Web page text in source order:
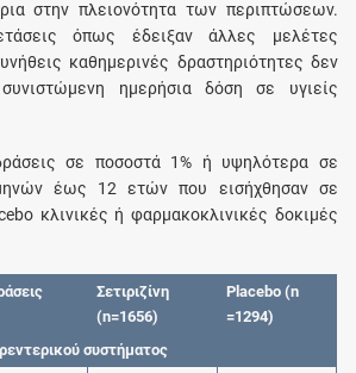
στην πλειονότητα των περιπτώσεων.
όπως έδειξαν άλλες μελέτες
καθημερινές δραστηριότητες δεν
ημερήσια δόση σε υγιείς
σε ποσοστά 1% ή υψηλότερα σε
έως 12 ετών που εισήχθησαν σε
κλινικές ή φαρμακοκλινικές δοκιμές
Σετιριζίνη
(n=1656)
Placebo (n
=1294)
συστήματος